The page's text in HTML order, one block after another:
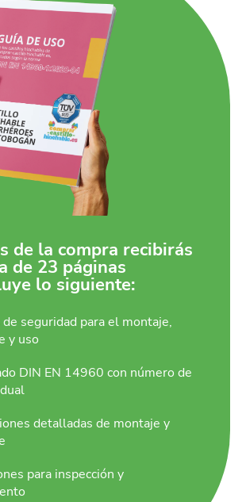
de la compra recibirás
de 23 páginas
lo siguiente:
seguridad para el montaje,
y uso
DIN EN 14960 con número de
detalladas de montaje y
para inspección y